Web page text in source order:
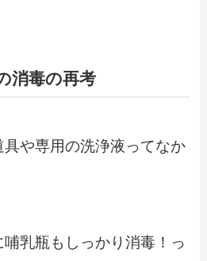
消毒の再考
や専用の洗浄液ってなか
乳瓶もしっかり消毒！っ